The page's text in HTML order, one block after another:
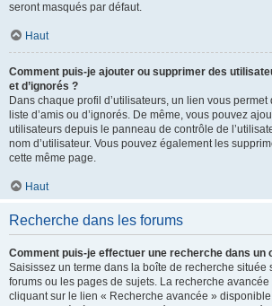
seront masqués par défaut.
Haut
Comment puis-je ajouter ou supprimer des
et d’ignorés ?
Dans chaque profil d’utilisateurs, un lien vous permet
liste d’amis ou d’ignorés. De même, vous pouvez
utilisateurs depuis le panneau de contrôle de
nom d’utilisateur. Vous pouvez également les
cette même page.
Haut
Recherche dans les forums
Comment puis-je effectuer une recherche dans un
Saisissez un terme dans la boîte de recherche située
forums ou les pages de sujets. La recherche
cliquant sur le lien « Recherche avancée »